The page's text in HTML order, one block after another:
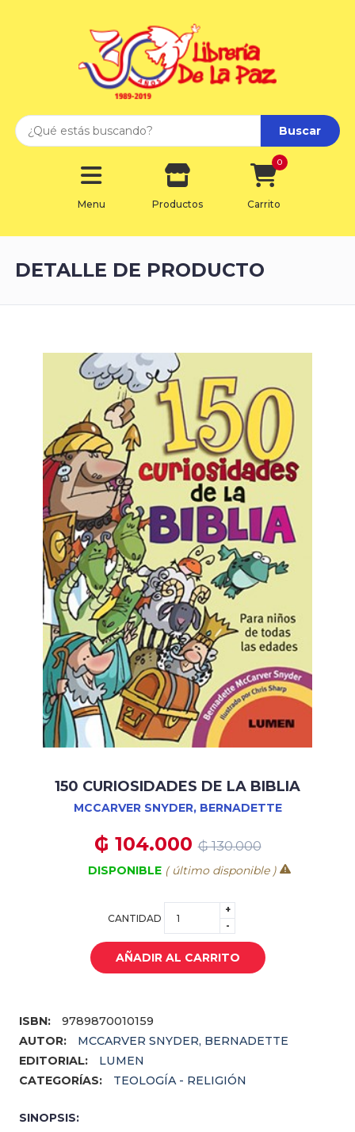
Buscar
Menu Productos Carrito
0
DETALLE DE PRODUCTO
150 CURIOSIDADES DE LA BIBLIA
MCCARVER SNYDER, BERNADETTE
₲ 104.000₲ 130.000
DISPONIBLE ( último disponible )
CANTIDAD
+
-
AÑADIR AL CARRITO
ISBN:
9789870010159
AUTOR:
MCCARVER SNYDER, BERNADETTE
EDITORIAL:
LUMEN
CATEGORÍAS:
TEOLOGÍA - RELIGIÓN
SINOPSIS: